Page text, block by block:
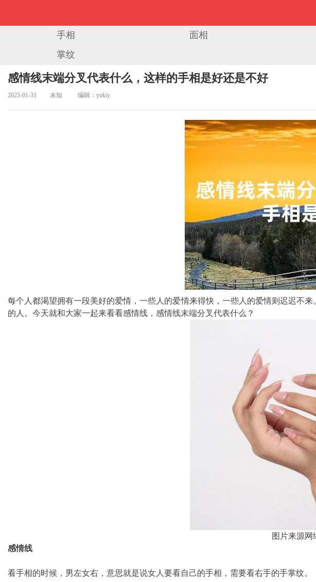
手相 面相
掌纹
首页>掌纹诊断
感情线末端分叉代表什么，这样的手相是好还是不好
2023-01-31 未知 编辑：yukiy
每个人都渴望拥有一段美好的爱情，一些人的爱情来得快，一些人的爱情则迟迟不
的人。今天就和大家一起来看看感情线，感情线末端分叉代表什么？
图片来源网
感情线
看手相的时候，男左女右，意思就是说女人要看自己的手相，需要看右手的手掌纹。